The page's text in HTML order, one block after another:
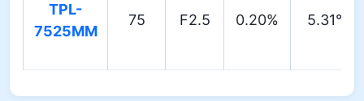
TPL-
7525MM
75 F2.5 0.20% 5.31°